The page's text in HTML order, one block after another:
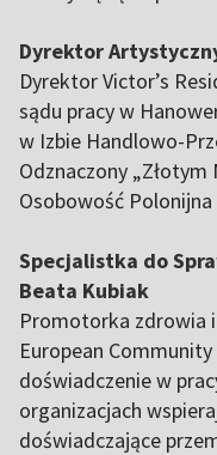
Dyrektor
Dyrektor Victor’s
sądu pracy w
w Izbie Handlowo-
Odznaczony
Osobowość Polonijna
Specjalistka do
Beata Kubiak
Promotorka zdrowia
European
doświadczenie w
organizacjach
doświadczające